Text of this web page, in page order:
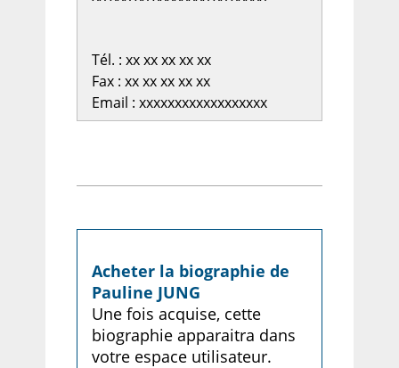
Tél. : xx xx xx xx xx
Fax : xx xx xx xx xx
Email : xxxxxxxxxxxxxxxxxx
Acheter la biographie de
Pauline JUNG
Une fois acquise, cette
biographie apparaitra dans
votre espace utilisateur.